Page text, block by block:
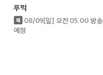
푸먹
08/09[일] 오전 05:00 방송
예정